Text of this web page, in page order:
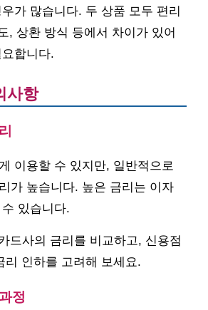
가 많습니다. 두 상품 모두 편리
, 상환 방식 등에서 차이가 있어
합니다.
사항
이용할 수 있지만, 일반적으로
가 높습니다. 높은 금리는 이자
있습니다.
드사의 금리를 비교하고, 신용점
리 인하를 고려해 보세요.
정